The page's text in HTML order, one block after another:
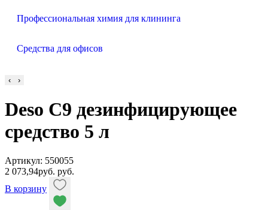
Профессиональная химия для клининга
Средства для офисов
‹ ›
Deso C9 дезинфицирующее
средство 5 л
Артикул: 550055
2 073,94руб. руб.
В корзину